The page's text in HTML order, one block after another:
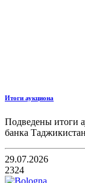
Итоги аукциона
Подведены итоги
банка
29.07.2026
2324